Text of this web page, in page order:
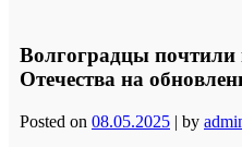
Волгоградцы
Отечества на
Posted on 08.05.2025 | by